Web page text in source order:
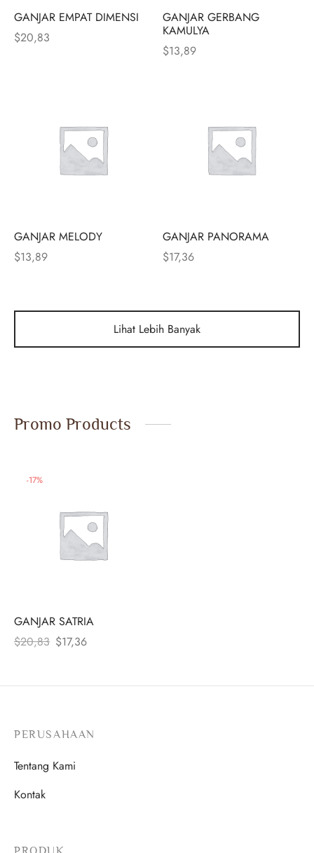
GANJAR EMPAT DIMENSI
$20,83
GANJAR GERBANG
KAMULYA
$13,89
GANJAR MELODY
$13,89
GANJAR PANORAMA
$17,36
Lihat Lebih Banyak
Promo Products
-17%
GANJAR SATRIA
$20,83
Harga
$17,36
Harga
PERUSAHAAN
Tentang Kami
Kontak